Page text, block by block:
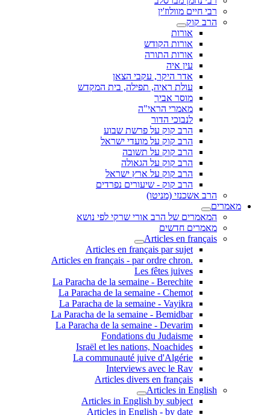
רבי חיים מוולוז'ין
הרב קוק
אורות
אורות הקודש
אורות התורה
עין איה
אדר היקר, עקבי הצאן
עולת ראיה, תפילה, בית המקדש
מוסר אביך
מאמרי הראי"ה
לנבוכי הדור
הרב קוק על פרשת שבוע
הרב קוק על מועדי ישראל
הרב קוק על תשובה
הרב קוק על הגאולה
הרב קוק על ארץ ישראל
הרב קוק - שיעורים נפרדים
הרב אשכנזי (מניטו)
מאמרים
המאמרים של הרב אורי שרקי לפי נושא
מאמרים חדשים
Articles en français
Articles en français par sujet
.Articles en français - par ordre chron
Les fêtes juives
La Paracha de la semaine - Berechite
La Paracha de la semaine - Chemot
La Paracha de la semaine - Vayikra
La Paracha de la semaine - Bemidbar
La Paracha de la semaine - Devarim
Fondations du Judaisme
Israël et les nations, Noachides
La communauté juive d'Algérie
Interviews avec le Rav
Articles divers en français
Articles in English
Articles in English by subject
Articles in English - by date